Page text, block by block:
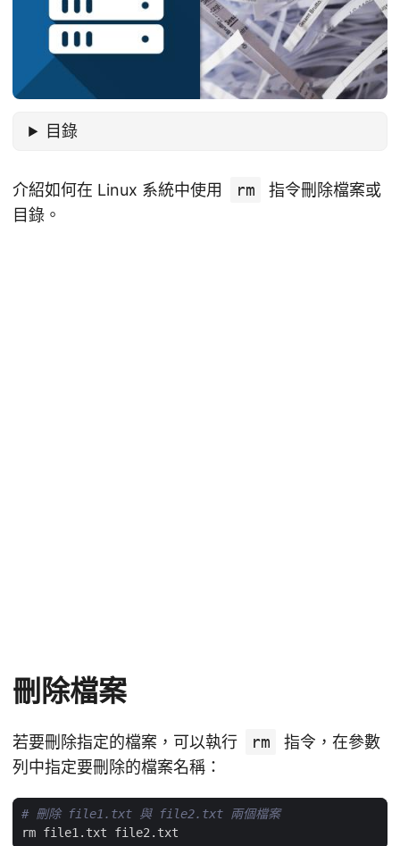
目錄
介紹如何在 Linux 系統中使用 rm
指令刪除檔案或
目錄。
刪除檔案
若要刪除指定的檔案，可以執行 rm
指令，在參數
列中指定要刪除的檔案名稱：
# 刪除 file1.txt 與 file2.txt 兩個檔案